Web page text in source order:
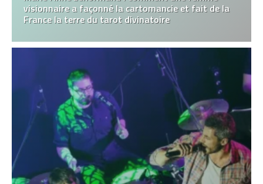
visionnaire a façonné la cartomancie et fait de la
France la terre du tarot divinatoire